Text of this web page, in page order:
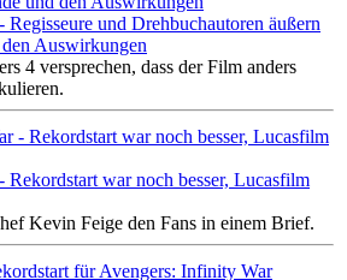
und Drehbuchautoren äußern
Auswirkungen
4 versprechen, dass der Film anders
war noch besser, Lucasfilm
Kevin Feige den Fans in einem Brief.